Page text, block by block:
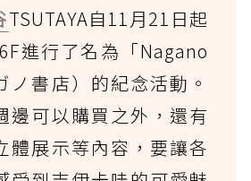
TSUTAYA自11月21日起
進行了名為「Nagano
ノ書店）的紀念活動。
邊可以購買之外，還有
體展示等內容，要讓各